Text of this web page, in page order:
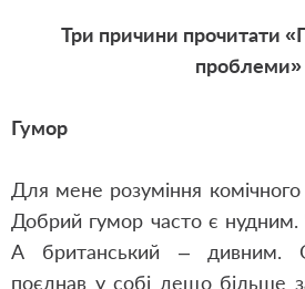
Три причини прочитати
проблеми»
Гумор
Для мене розуміння
Добрий гумор часто є
А британський – дивним.
поєднав у собі дещо більше